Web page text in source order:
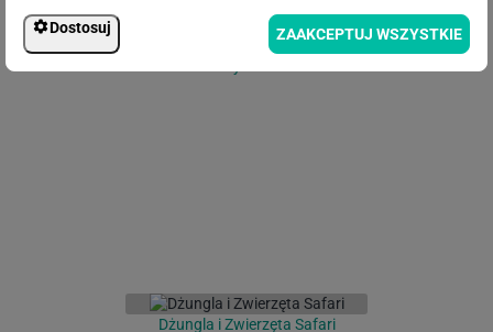
Dżungla i Zwierzęta Safari
Dostosuj ZAAKCEPTUJ WSZYSTKIE